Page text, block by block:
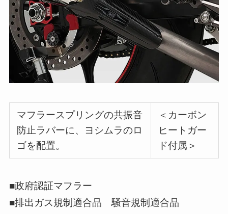
マフラースプリングの共振音
防止ラバーに、ヨシムラのロ
ゴを配置。
＜カーボン
ヒートガー
ド付属＞
■政府認証マフラー
■排出ガス規制適合品 騒音規制適合品